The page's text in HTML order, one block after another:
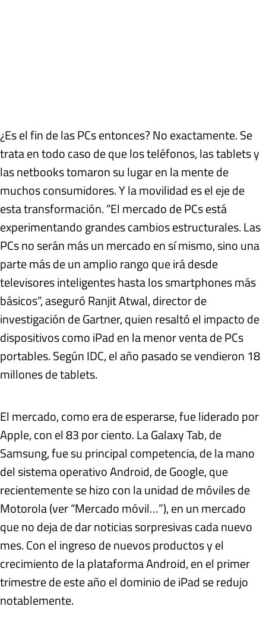
¿Es el fin de las PCs entonces? No exactamente. Se
trata en todo caso de que los teléfonos, las tablets y
las netbooks tomaron su lugar en la mente de
muchos consumidores. Y la movilidad es el eje de
esta transformación. “El mercado de PCs está
experimentando grandes cambios estructurales. Las
PCs no serán más un mercado en sí mismo, sino una
parte más de un amplio rango que irá desde
televisores inteligentes hasta los smartphones más
básicos”, aseguró Ranjit Atwal, director de
investigación de Gartner, quien resaltó el impacto de
dispositivos como iPad en la menor venta de PCs
portables. Según IDC, el año pasado se vendieron 18
millones de tablets.
El mercado, como era de esperarse, fue liderado por
Apple, con el 83 por ciento. La Galaxy Tab, de
Samsung, fue su principal competencia, de la mano
del sistema operativo Android, de Google, que
recientemente se hizo con la unidad de móviles de
Motorola (ver “Mercado móvil…”), en un mercado
que no deja de dar noticias sorpresivas cada nuevo
mes. Con el ingreso de nuevos productos y el
crecimiento de la plataforma Android, en el primer
trimestre de este año el dominio de iPad se redujo
notablemente.